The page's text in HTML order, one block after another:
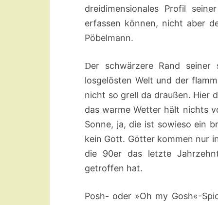
dreidimensionales Profil
erfassen können, nicht aber
Pöbelmann.
Der schwärzere Rand
losgelösten Welt und der
nicht so grell da draußen. Hier
das warme Wetter hält nichts
Sonne, ja, die ist sowieso ein
kein Gott. Götter kommen nur
die 90er das letzte
getroffen hat.
Posh- oder »Oh my Gosh«-